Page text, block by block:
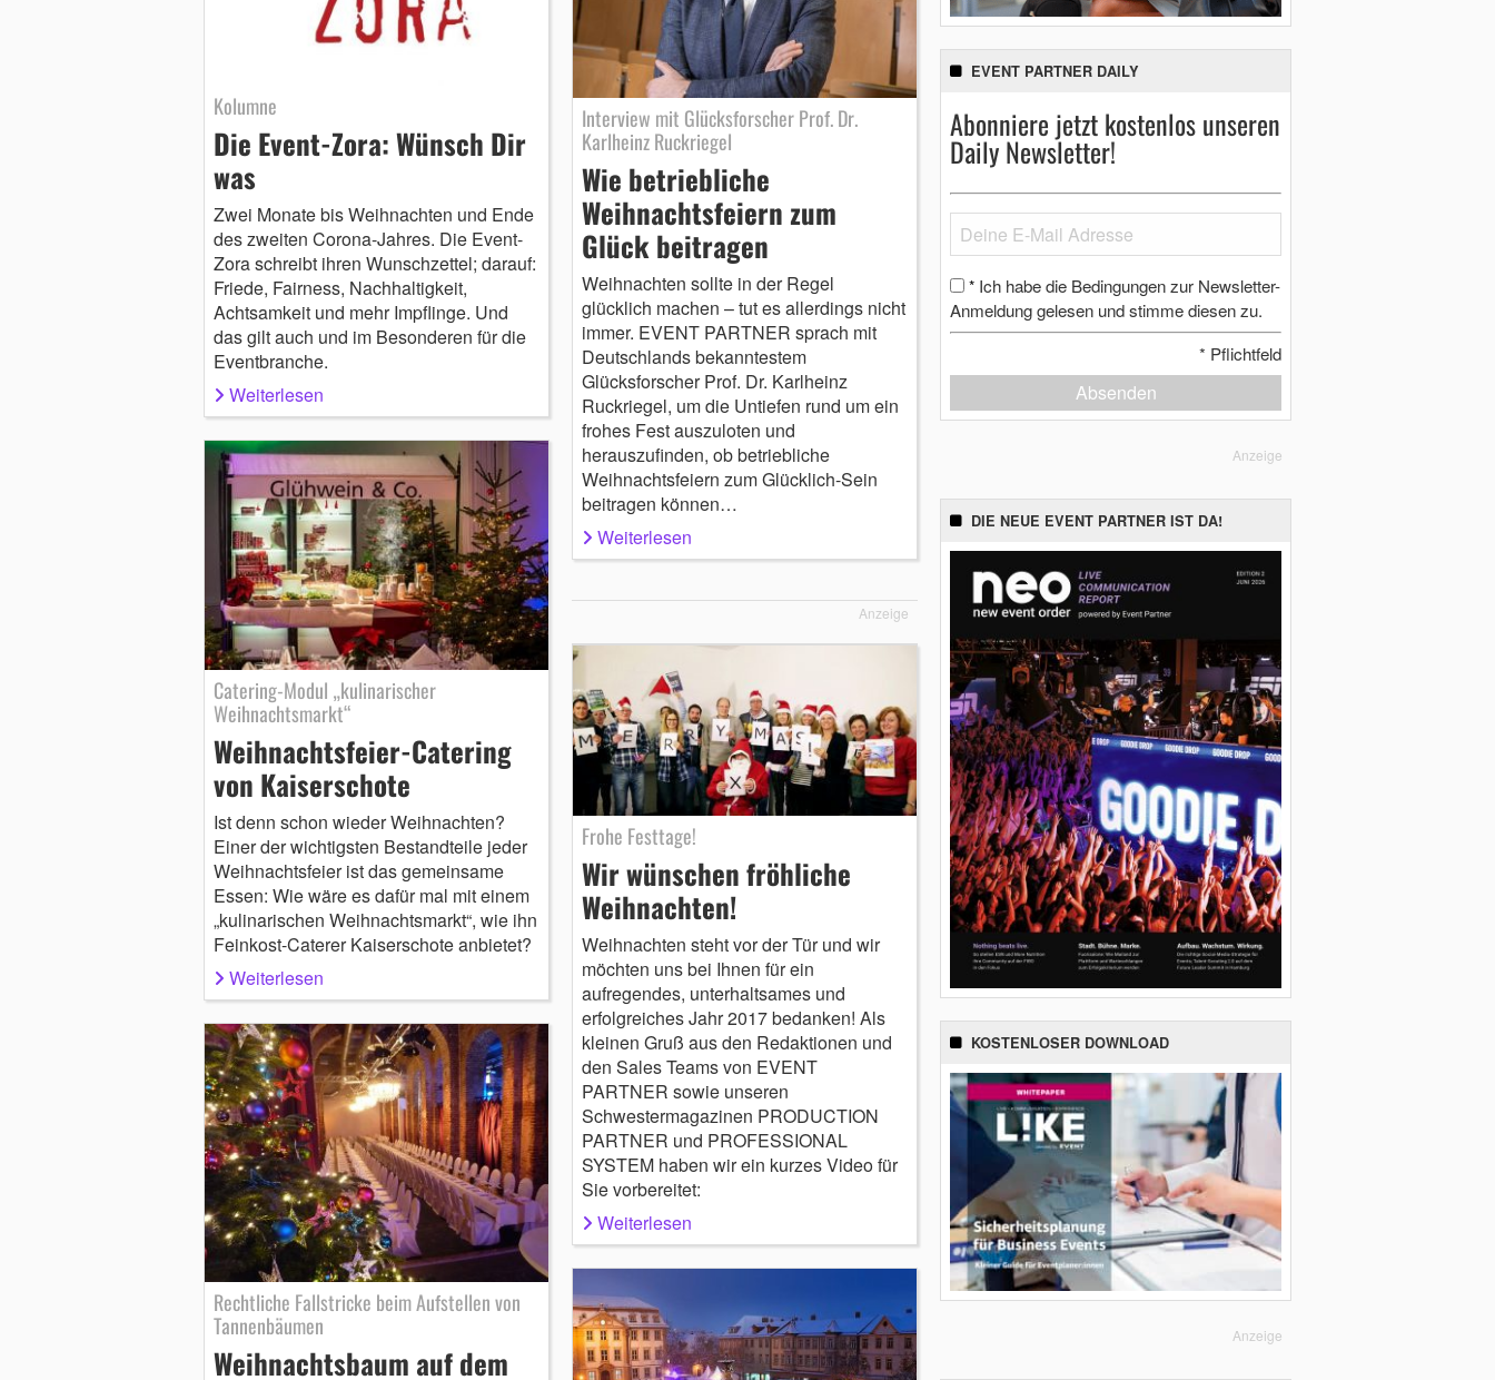
Kolumne
Die Event-Zora: Wünsch Dir
was
Zwei Monate bis Weihnachten und Ende
des zweiten Corona-Jahres. Die Event-
Zora schreibt ihren Wunschzettel; darauf:
Friede, Fairness, Nachhaltigkeit,
Achtsamkeit und mehr Impflinge. Und
das gilt auch und im Besonderen für die
Eventbranche.
Weiterlesen
Interview mit Glücksforscher Prof. Dr.
Karlheinz Ruckriegel
Wie betriebliche
Weihnachtsfeiern zum
Glück beitragen
Weihnachten sollte in der Regel
glücklich machen – tut es allerdings nicht
immer. EVENT PARTNER sprach mit
Deutschlands bekanntestem
Glücksforscher Prof. Dr. Karlheinz
Ruckriegel, um die Untiefen rund um ein
frohes Fest auszuloten und
herauszufinden, ob betriebliche
Weihnachtsfeiern zum Glücklich-Sein
beitragen können…
Weiterlesen
Catering-Modul „kulinarischer
Weihnachtsmarkt“
Weihnachtsfeier-Catering
von Kaiserschote
Ist denn schon wieder Weihnachten?
Einer der wichtigsten Bestandteile jeder
Weihnachtsfeier ist das gemeinsame
Essen: Wie wäre es dafür mal mit einem
„kulinarischen Weihnachtsmarkt“, wie ihn
Feinkost-Caterer Kaiserschote anbietet?
Weiterlesen
Anzeige
Rechtliche Fallstricke beim Aufstellen von
Tannenbäumen
Weihnachtsbaum auf dem
Frohe Festtage!
Wir wünschen fröhliche
Weihnachten!
Weihnachten steht vor der Tür und wir
möchten uns bei Ihnen für ein
aufregendes, unterhaltsames und
erfolgreiches Jahr 2017 bedanken! Als
kleinen Gruß aus den Redaktionen und
den Sales Teams von EVENT
PARTNER sowie unseren
Schwestermagazinen PRODUCTION
PARTNER und PROFESSIONAL
SYSTEM haben wir ein kurzes Video für
Sie vorbereitet:
Weiterlesen
EVENT PARTNER DAILY
Abonniere jetzt kostenlos unseren
Daily Newsletter!
* Ich habe die Bedingungen zur Newsletter-
Anmeldung gelesen und stimme diesen zu.
* Pflichtfeld
Absenden
Anzeige
DIE NEUE EVENT PARTNER IST DA!
KOSTENLOSER DOWNLOAD
Anzeige